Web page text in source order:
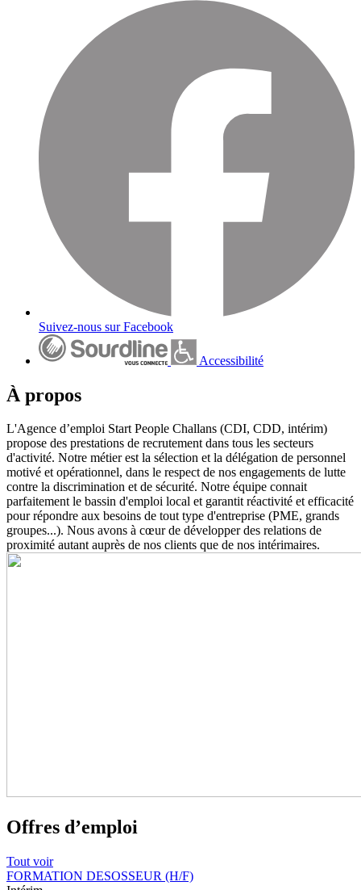
Suivez-nous sur Facebook
Accessibilité
À propos
L'Agence d’emploi Start People Challans (CDI, CDD, intérim)
propose des prestations de recrutement dans tous les secteurs
d'activité. Notre métier est la sélection et la délégation de personnel
motivé et opérationnel, dans le respect de nos engagements de lutte
contre la discrimination et de sécurité. Notre équipe connait
parfaitement le bassin d'emploi local et garantit réactivité et efficacité
pour répondre aux besoins de tout type d'entreprise (PME, grands
groupes...). Nous avons à cœur de développer des relations de
proximité autant auprès de nos clients que de nos intérimaires.
Offres d’emploi
Tout voir
FORMATION DESOSSEUR (H/F)